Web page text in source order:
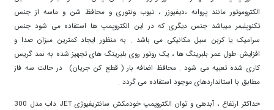
الکتروموتور مانند پروانه ،دیفیوزر ، تیوب ونتوری و محافظ شن و ماسه از جنس
تکنوپلیمر میباشد جنس دیگری که در این الکتروپمپ ها استفاده می شود جنس
سرامیک یا کربن سیل مکانیکی می باشد . به منظور ایجاد کمترین میزان صدا و
افزایش طول عمر بلبرینگ ها ، یک روتور روی بلبرینگ های تجهیز شده به نمد گریس
کاری شده تعبیه می شود . محافظ اضافه بار ( قطع کن جریان) در حالت سه فاز
مطابق با استانداردهای موجود استفاده می گردد .
حداکثر ارتفاع ، آبدهی و توان الکتروپمپ خودمکش سانتریفیوژی JET داب مدل 300